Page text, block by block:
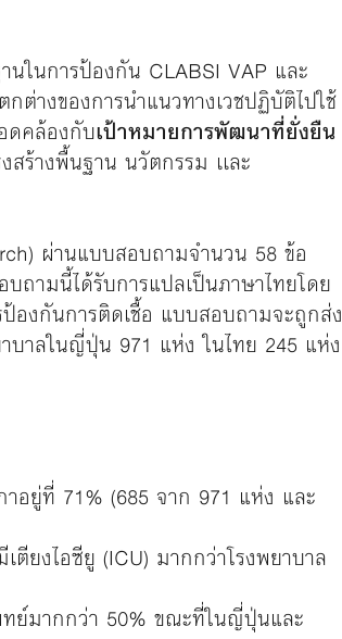
นในการป้องกัน CLABSI VAP และ
างของการนำแนวทางเวชปฏิบัติไปใช้
ดคล้องกับเป้าหมายการพัฒนาที่ยั่งยืน
ร้างพื้นฐาน นวัตกรรม เเละ
ผ่านแบบสอบถามจำนวน 58 ข้อ
ถามนี้ได้รับการแปลเป็นภาษาไทยโดย
งกันการติดเชื้อ แบบสอบถามจะถูกส่ง
บาลในญี่ปุ่น 971 แห่ง ในไทย 245 แห่ง
อยู่ที่ 71% (685 จาก 971 แห่ง และ
ตียงไอซียู (ICU) มากกว่าโรงพยาบาล
ทย์มากกว่า 50% ขณะที่ในญี่ปุ่นและ